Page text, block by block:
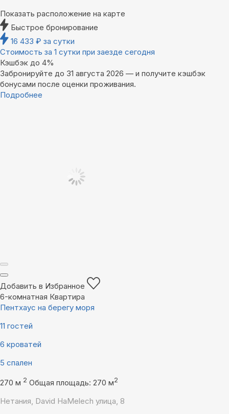
Показать расположение на карте
Быстрое бронирование
16 433 ₽ за сутки
Стоимость за 1 сутки при заезде сегодня
Кэшбэк до 4%
Забронируйте до 31 августа 2026 — и получите кэшбэк
бонусами после оценки проживания.
Подробнее
Добавить в Избранное
6-комнатная Квартира
Пентхаус на берегу моря
11 гостей
6 кроватей
5 спален
270 м 2 Общая площадь: 270 м2
Нетания, David HaMelech улица, 8